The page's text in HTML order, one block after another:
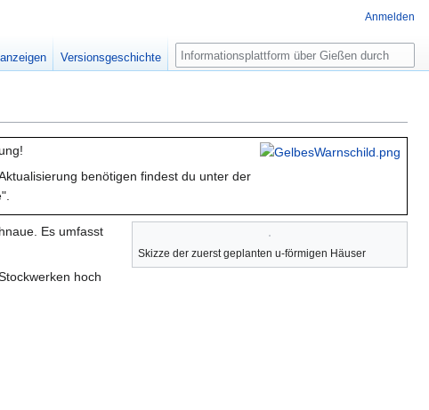
benötigen findest du unter der
Skizze der zuerst geplanten u-förmigen Häuser
Es umfasst
hoch
Anmelden
Versionsgeschichte Suche